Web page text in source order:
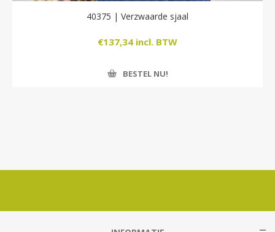
40375 | Verzwaarde sjaal
€137,34 incl. BTW
BESTEL NU!